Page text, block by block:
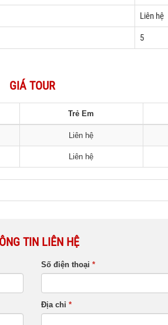
Liên hệ
5
GIÁ TOUR
Trẻ Em
Liên hệ
Liên hệ
TIN LIÊN HỆ
Số điện thoại *
Địa chỉ *